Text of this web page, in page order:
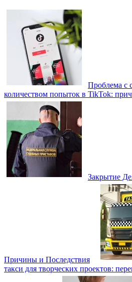
Проблема с
количеством попыток в TikTok:
Закрытие
Причины и Последствия
такси для творческих проектов: